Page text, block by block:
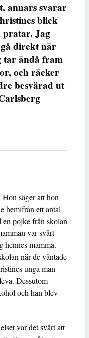
annars svarar
blick
pratar. Jag
direkt när
tar ändå fram
och räcker
besvärad ut
säger att hon
hemifrån ett antal
en pojke från skolan
var svårt
hennes mamma.
när de väntade
unga man
Dessutom
och han blev
var det svårt att